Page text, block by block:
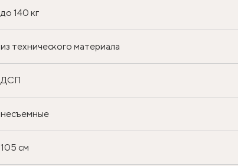
до 140 кг
из технического материала
ДСП
несъемные
105 см